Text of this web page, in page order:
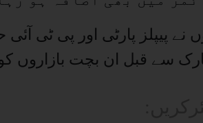
نے پیپلز پارٹی اور پی ٹی
سے قبل ان بچت بازاروں